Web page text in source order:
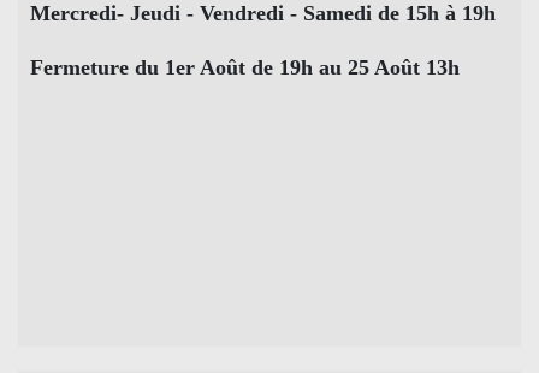
Mercredi- Jeudi - Vendredi - Samedi de 15h à 19h
Fermeture du 1er Août de 19h au 25 Août 13h